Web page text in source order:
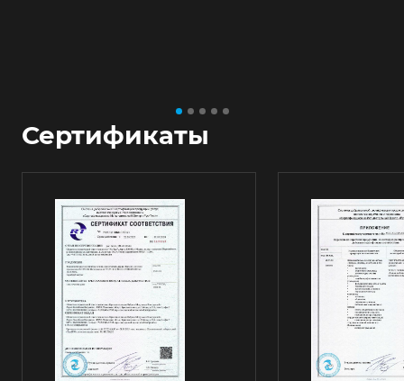
Сертификаты